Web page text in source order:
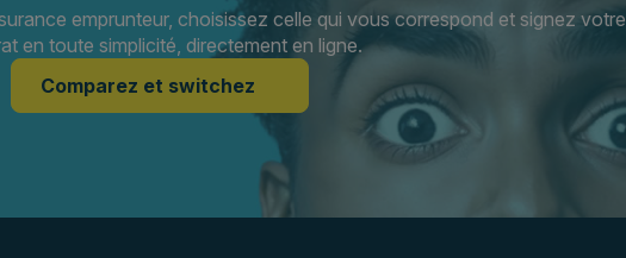
emprunteur, choisissez celle qui vous correspond et signez votre
en toute simplicité, directement en ligne.
Comparez et switchez